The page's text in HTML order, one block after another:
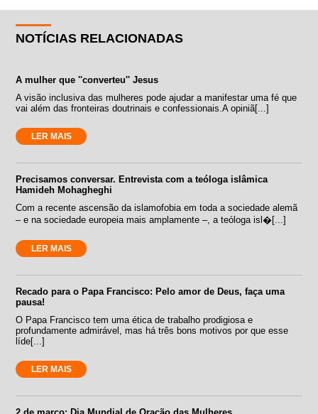
NOTÍCIAS RELACIONADAS
A mulher que ''converteu'' Jesus
A visão inclusiva das mulheres pode ajudar a manifestar uma fé que
vai além das fronteiras doutrinais e confessionais.A opiniã[...]
LER MAIS
Precisamos conversar. Entrevista com a teóloga islâmica
Hamideh Mohagheghi
Com a recente ascensão da islamofobia em toda a sociedade alemã
– e na sociedade europeia mais amplamente –, a teóloga isl�[...]
LER MAIS
Recado para o Papa Francisco: Pelo amor de Deus, faça uma
pausa!
O Papa Francisco tem uma ética de trabalho prodigiosa e
profundamente admirável, mas há três bons motivos por que esse
líde[...]
LER MAIS